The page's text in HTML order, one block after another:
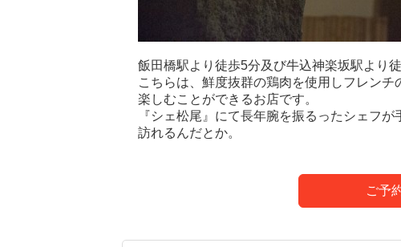
飯田橋駅より徒歩5分及び牛込神楽坂駅より
こちらは、鮮度抜群の鶏肉を使用しフレン
楽しむことができるお店です。
『シェ松尾』にて長年腕を振るったシェフ
訪れるんだとか。
ご予